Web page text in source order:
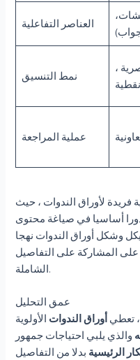
العناصر التفاعلية
نمط التنسيق
،
عملية المراجعة
فريدة لأوراق الندوات ، حيث
أساسيا في صياغة محتوى
وشكل أوراق الندوات نهجا
على المشاركة على التفاصيل
الشاملة.
عمق التحليل
، تعطي أوراق الندوات الأولوية
والذي يلبي احتياجات جمهور
الرئيسية بدلا من التفاصيل